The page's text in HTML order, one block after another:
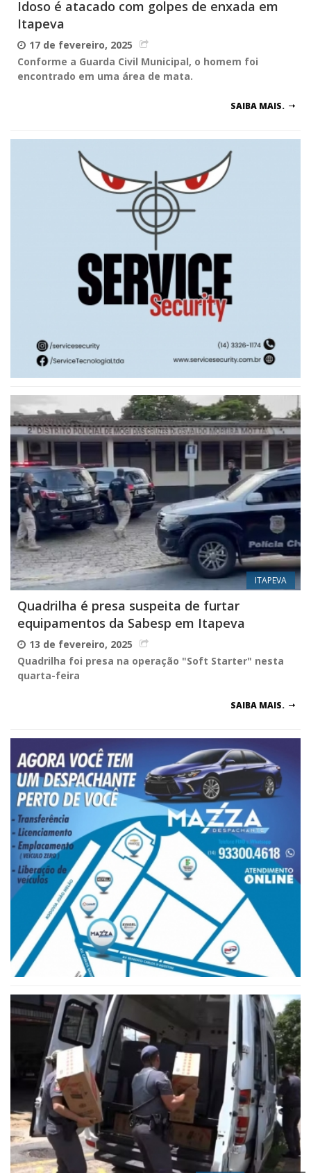
Idoso é atacado com golpes de enxada em
Itapeva
17 de fevereiro, 2025
Conforme a Guarda Civil Municipal, o homem foi
encontrado em uma área de mata.
SAIBA MAIS.
ITAPEVA
Quadrilha é presa suspeita de furtar
equipamentos da Sabesp em Itapeva
13 de fevereiro, 2025
Quadrilha foi presa na operação "Soft Starter" nesta
quarta-feira
SAIBA MAIS.